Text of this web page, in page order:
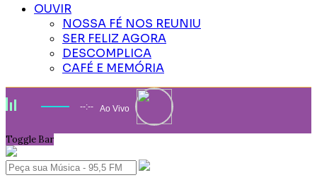
OUVIR
NOSSA FÉ NOS REUNIU
SER FELIZ AGORA
DESCOMPLICA
CAFÉ E MEMÓRIA
--:-- Ao Vivo
Toggle Bar